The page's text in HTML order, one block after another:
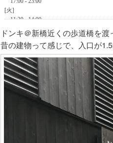
ドンキ＠新橋近くの歩道橋を渡
昔の建物って感じで、入口が